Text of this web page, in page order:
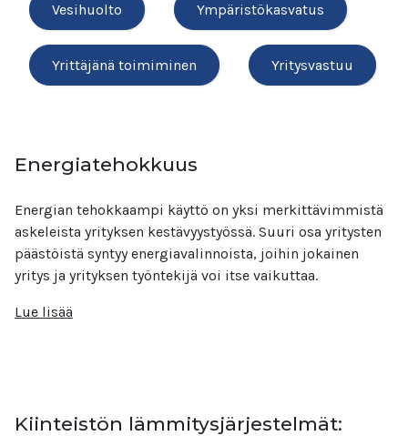
Vesihuolto Ympäristökasvatus
Yrittäjänä toimiminen Yritysvastuu
Energiatehokkuus
Energian tehokkaampi käyttö on yksi merkittävimmistä
askeleista yrityksen kestävyystyössä. Suuri osa yritysten
päästöistä syntyy energiavalinnoista, joihin jokainen
yritys ja yrityksen työntekijä voi itse vaikuttaa.
Lue lisää
Kiinteistön lämmitysjärjestelmät: